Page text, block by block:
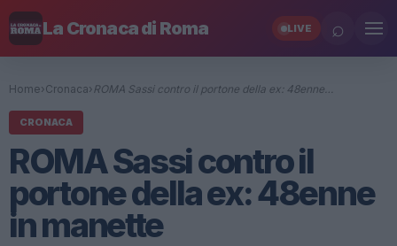
La Cronaca di Roma LIVE ⌕
Home› Cronaca› ROMA Sassi contro il portone della ex: 48enne…
CRONACA
ROMA Sassi contro il
portone della ex: 48enne
in manette